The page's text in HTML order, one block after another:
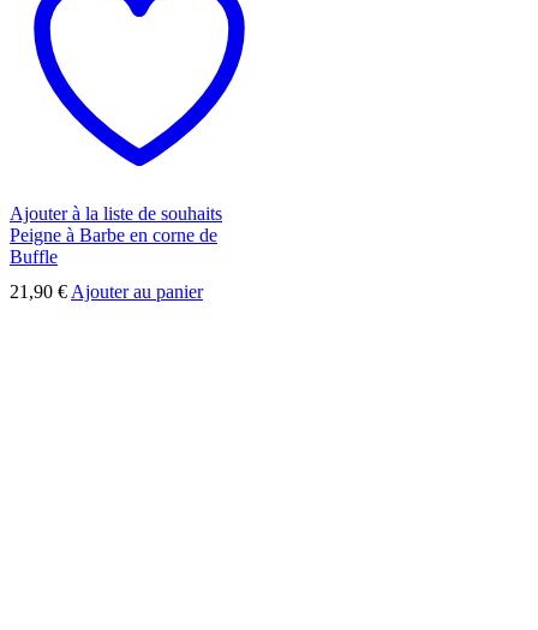
Ajouter à la liste de souhaits
Peigne à Barbe en corne de
Buffle
21,90 € Ajouter au panier